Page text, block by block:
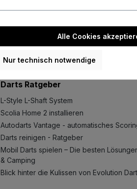
Die mit einem Stern (*) markierten Felder
Darts Ratgeber
L-Style L-Shaft System
Scolia Home 2 installieren
Autodarts Vantage - automatisches
Darts reinigen - Ratgeber
Mobil Darts spielen – Die besten
& Camping
Blick hinter die Kulissen von Evolution
Alle Cookies
Nur technisch notwendige